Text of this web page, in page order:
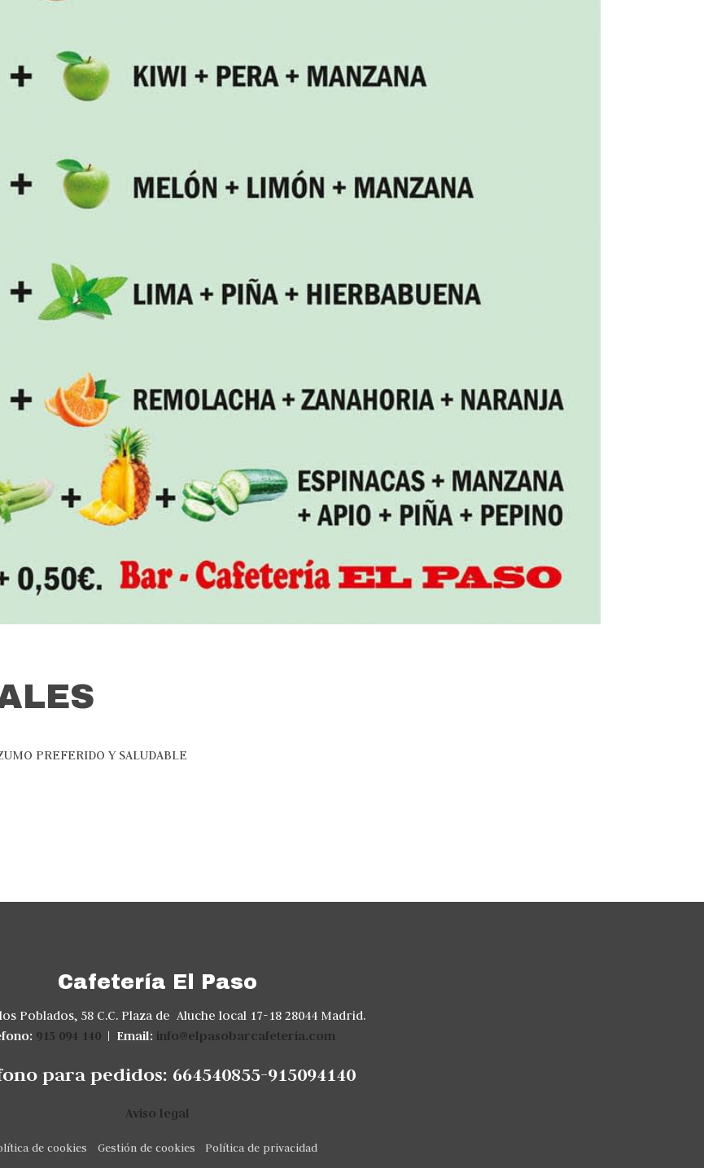
PREFERIDO Y SALUDABLE
Cafetería El Paso
Poblados, 58 C.C. Plaza de Aluche local 17-18 28044 Madrid.
915 094 140 | Email: info@elpasobarcafeteria.com
para pedidos: 664540855-915094140
Aviso legal
de cookies Gestión de cookies Política de privacidad